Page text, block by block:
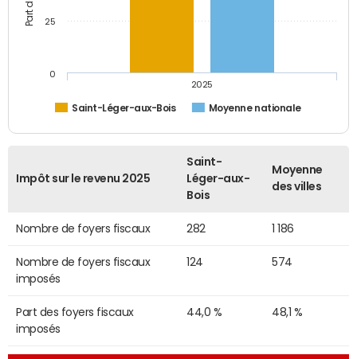
Saint-Léger-aux-Bois Moyenne nationale
2025
0
25
Impôt sur le revenu 2025
Saint-
Léger-aux-
Bois
Moyenne
des villes
Nombre de foyers fiscaux 282 1 186
Nombre de foyers fiscaux
imposés
124 574
Part des foyers fiscaux
imposés
44,0 % 48,1 %